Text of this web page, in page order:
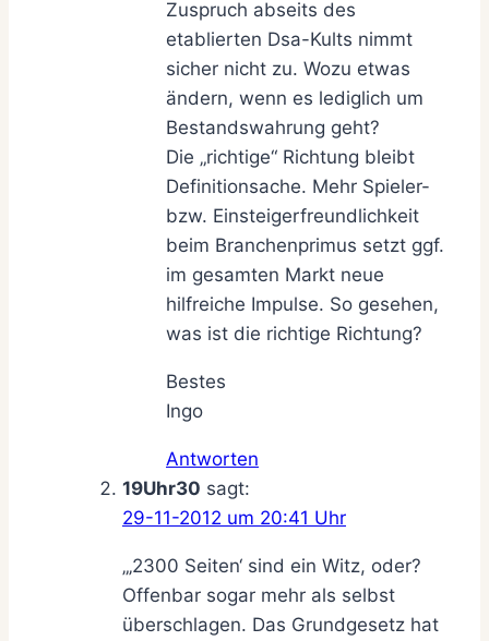
Zuspruch abseits des
etablierten Dsa-Kults nimmt
sicher nicht zu. Wozu etwas
ändern, wenn es lediglich um
Bestandswahrung geht?
Die „richtige“ Richtung bleibt
Definitionsache. Mehr Spieler-
bzw. Einsteigerfreundlichkeit
beim Branchenprimus setzt ggf.
im gesamten Markt neue
hilfreiche Impulse. So gesehen,
was ist die richtige Richtung?
Bestes
Ingo
Antworten
19Uhr30 sagt:
29-11-2012 um 20:41 Uhr
„‚2300 Seiten‘ sind ein Witz, oder?
Offenbar sogar mehr als selbst
überschlagen. Das Grundgesetz hat